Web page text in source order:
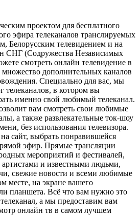
проектом для бесплатного
эфира телеканалов транслируемых
Белорусским телевидением и на
СНГ (Содружества Независимых
смотреть онлайн телевидение в
дополнительных каналов
Специально для вас, мы
телеканалов, в котором вы
именно свой любимый телеканал.
вам смотреть свои любимые
а также развлекательные ток-шоу
без использования телевизора.
сайт, выбрать понравившейся
эфир. Прямые трансляции
мероприятий и фестивалей,
и известными людьми,
свежие новости и всеми любимые
месте, на экране вашего
планшета. Всё что вам нужно это
а мы предоставим вам
онлайн тв в самом лучшем